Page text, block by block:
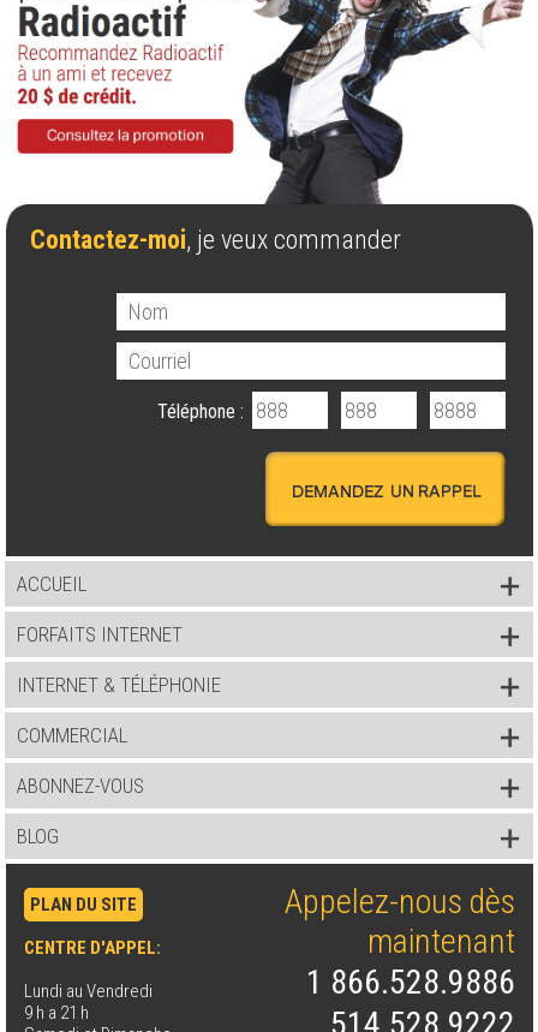
Contactez-moi, je veux commander
Téléphone :
ACCUEIL
FORFAITS INTERNET
INTERNET & TÉLÉPHONIE
COMMERCIAL
ABONNEZ-VOUS
BLOG
PLAN DU SITE
CENTRE D'APPEL:
Lundi au Vendredi
9 h a 21 h
Appelez-nous dès
maintenant
1 866.528.9886